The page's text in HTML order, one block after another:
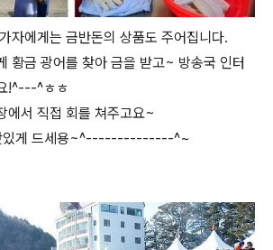
자에게는 금반돈의 상품도 주어집니다.
황금 광어를 찾아 금을 받고~ 방송국 인터
!^---^ㅎㅎ
에서 직접 회를 쳐주고요~
있게 드세용~^--------------^~